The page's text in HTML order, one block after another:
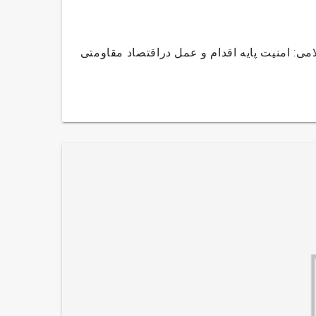
۹۵رهبر معظم انقلاب اسلامی: امنیت پایه‌ اقدام و عمل دراقتصاد مقاومتی